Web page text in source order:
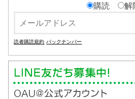
購読 解
読者購読規約 バックナンバー